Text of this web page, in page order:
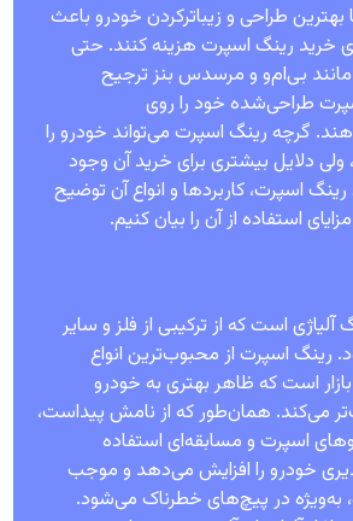
طراحی و زیباترکردن خودرو باعث
خرید رینگ اسپرت هزینه کنند. حتی
مانند بی‌ام‌و و مرسدس بنز ترجیح
طراحی‌شده خود را روی
گرچه رینگ اسپرت می‌تواند خودرو را
ولی دلایل بیشتری برای خرید آن وجود
رینگ اسپرت، کاربردها و انواع آن توضیح
استفاده از آن را بیان کنیم.
است که از ترکیبی از فلز و سایر
رینگ اسپرت از محبوب‌ترین انواع
است که ظاهر بهتری به خودرو
می‌کند. همان‌طور که از نامش پیداست،
اسپرت و مسابقه‌ای استفاده
خودرو را افزایش می‌دهد و موجب
به‌ویژه در پیچ‌های خطرناک می‌شود.